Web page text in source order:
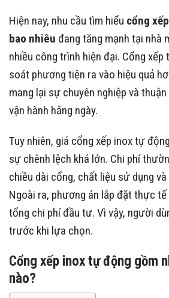
Hiện nay, nhu cầu tìm hiểu cổng
bao nhiêu đang tăng mạnh tại nhà
nhiều công trình hiện đại. Cổng xếp
soát phương tiện ra vào hiệu quả
mang lại sự chuyên nghiệp và
vận hành hằng ngày.
Tuy nhiên, giá cổng xếp inox tự
sự chênh lệch khá lớn. Chi phí
chiều dài cổng, chất liệu sử dụng
Ngoài ra, phương án lắp đặt thực
tổng chi phí đầu tư. Vì vậy, người
trước khi lựa chọn.
Cổng xếp inox tự động gồm
nào?